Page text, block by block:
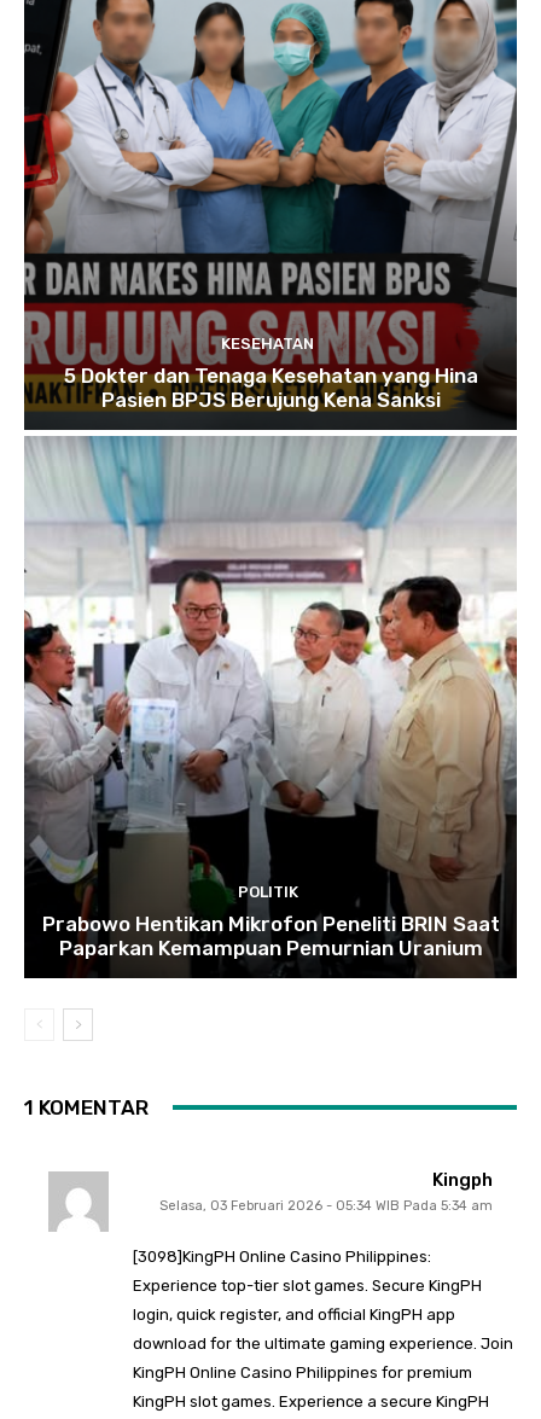
KESEHATAN
5 Dokter dan Tenaga Kesehatan yang Hina
Pasien BPJS Berujung Kena Sanksi
POLITIK
Prabowo Hentikan Mikrofon Peneliti BRIN Saat
Paparkan Kemampuan Pemurnian Uranium
1 KOMENTAR
Kingph
Selasa, 03 Februari 2026 - 05:34 WIB Pada 5:34 am
[3098]KingPH Online Casino Philippines:
Experience top-tier slot games. Secure KingPH
login, quick register, and official KingPH app
download for the ultimate gaming experience. Join
KingPH Online Casino Philippines for premium
KingPH slot games. Experience a secure KingPH